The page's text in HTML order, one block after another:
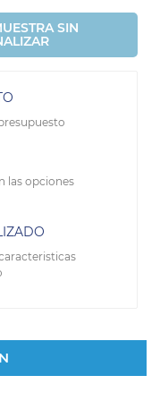
SIN
las opciones